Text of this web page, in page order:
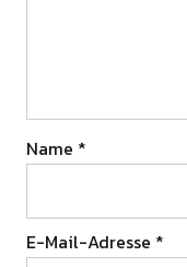
Name *
E-Mail-Adresse *